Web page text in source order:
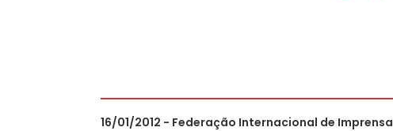
16/01/2012 - Federação Internacional de Imprensa